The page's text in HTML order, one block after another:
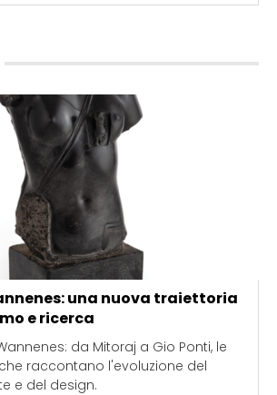
una nuova traiettoria
e ricerca
da Mitoraj a Gio Ponti, le
raccontano l'evoluzione del
e del design.